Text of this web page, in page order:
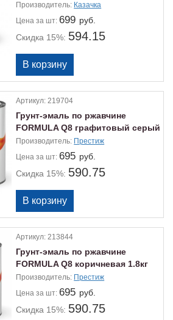
Производитель: Казачка
Цена за шт:699 руб.
Скидка 15%: 594.15
Артикул:219704
Грунт-эмаль по ржавчине
FORMULA Q8 графитовый серый
1.8кг
Производитель: Престиж
Цена за шт:695 руб.
Скидка 15%: 590.75
Артикул:213844
Грунт-эмаль по ржавчине
FORMULA Q8 коричневая 1.8кг
Производитель: Престиж
Цена за шт:695 руб.
Скидка 15%: 590.75